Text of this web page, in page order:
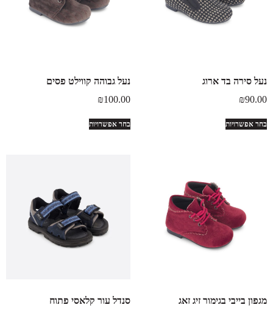
נעל סירה בד ארוג
₪90.00
בחר אפשרויות
נעל גבוהה קווילט פסים
₪100.00
בחר אפשרויות
מגפון בייבי בגימור זיג זאג
סנדל עור קלאסי פתוח